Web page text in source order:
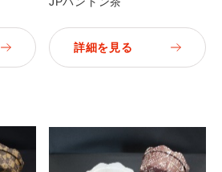
詳細を見る